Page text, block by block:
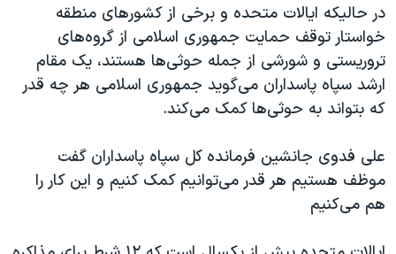
تریبونال مردمی آبان ۹۸
دادگاه حمید نوری
چهل سال گروگان‌گیری
اعتراضات مردمی آبان ۹۸
اسرائیل در جنگ
در حالیکه ایالات متحده و برخی از کشورهای منطقه
خواستار توقف حمایت جمهوری اسلامی از گروه‌های
تروریستی و شورشی از جمله حوثی‌ها هستند، یک مقام
ارشد سپاه پاسداران می‌گوید جمهوری اسلامی هر چه قدر
که بتواند به حوثی‌ها کمک می‌کند.
علی فدوی جانشین فرمانده کل سپاه پاسداران گفت
موظف هستیم هر قدر می‌توانیم کمک کنیم و این کار را
هم می‌کنیم